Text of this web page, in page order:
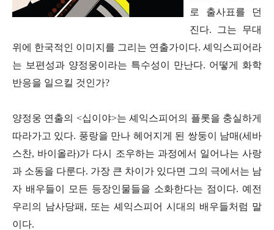
로 출사표를 던
진다. 그는 무대
위에 한국적인 이미지를 그리는 연출가이다. 셰익스피어라
는 보편성과 양정웅이라는 특수성이 만난다. 어떻게 화학
반응을 일으킬 것인가?
양정웅 연출의 <십이야>는 셰익스피어의 플롯을 충실하게
따라가고 있다. 풍랑을 만나 헤어지게 된 쌍둥이 남매(세바
스찬, 바이올라)가 다시 조우하는 과정에서 일어나는 사랑
과 소동을 다룬다. 가장 큰 차이가 있다면 그의 극에서는 남
자 배우들이 모든 등장인물들을 소화한다는 점이다. 예전
우리의 남사당패, 또는 셰익스피어 시대의 배우들처럼 말
이다.